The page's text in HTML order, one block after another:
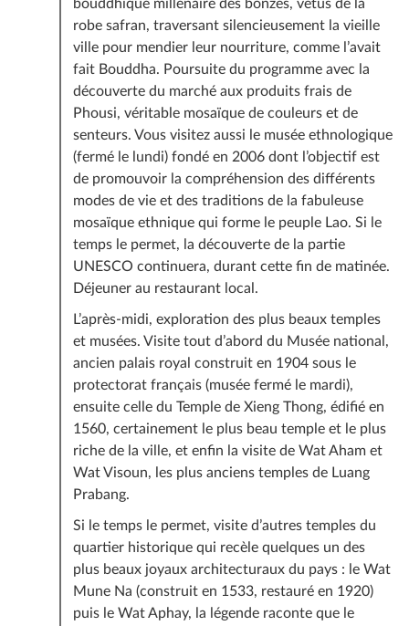
Tous les déplacements selon le programme en
véhicule privé
Les repas comme mentionnés dans le programme
Les guides accompagnateurs francophones pour tout
le circuit
Droits d’entrée dans les sites à visiter
Les frais de dossier
Les taxes
Tous les services logistiques nécessaires pour
l’organisation du programme.
Tous les petits pourboires des rameurs, porteurs,
bagagistes etc... Ces derniers seront réglés par vos
guides (voir la FAQ)
Ce prix ne comprend pas :
Les vols et taxes d’aéroport internationaux depuis/
Les frais de visa (
voir la FAQ
Les pourboires aux guides et chauffeurs (pour le
guide, à prévoir environ entre 3 et 6 euros par jour
par voyageur et la moitié pour chauffeur si vous êtes
contents de leurs services)
Les boissons et les autres repas non mentionnés dans
le programme
La gourde (possibilité de l’acheter sur place)
Téléphone, dépenses personnelles
Tout autre service non mentionné dans la rubrique «
Le prix comprend ».
bouddhique millénaire des bonzes, vêtus de la
robe safran, traversant silencieusement la vieille
ville pour mendier leur nourriture, comme l’avait
fait Bouddha. Poursuite du programme avec la
découverte du marché aux produits frais de
Phousi, véritable mosaïque de couleurs et de
senteurs. Vous visitez aussi le musée ethnologique
(fermé le lundi) fondé en 2006 dont l’objectif est
de promouvoir la compréhension des différents
modes de vie et des traditions de la fabuleuse
mosaïque ethnique qui forme le peuple Lao. Si le
temps le permet, la découverte de la partie
UNESCO continuera, durant cette fin de matinée.
Déjeuner au restaurant local.
L’après-midi, exploration des plus beaux temples
et musées. Visite tout d’abord du Musée national,
ancien palais royal construit en 1904 sous le
protectorat français (musée fermé le mardi),
ensuite celle du Temple de Xieng Thong, édifié en
1560, certainement le plus beau temple et le plus
riche de la ville, et enfin la visite de Wat Aham et
Wat Visoun, les plus anciens temples de Luang
Prabang.
Si le temps le permet, visite d’autres temples du
quartier historique qui recèle quelques un des
plus beaux joyaux architecturaux du pays : le Wat
Mune Na (construit en 1533, restauré en 1920)
puis le Wat Aphay, la légende raconte que le